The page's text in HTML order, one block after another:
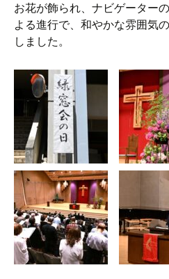
お花が飾られ、ナビゲーター
よる進行で、和やかな雰囲気
しました。